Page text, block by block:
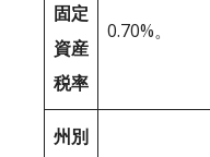
固定
資産
税率
0.70%。
州別